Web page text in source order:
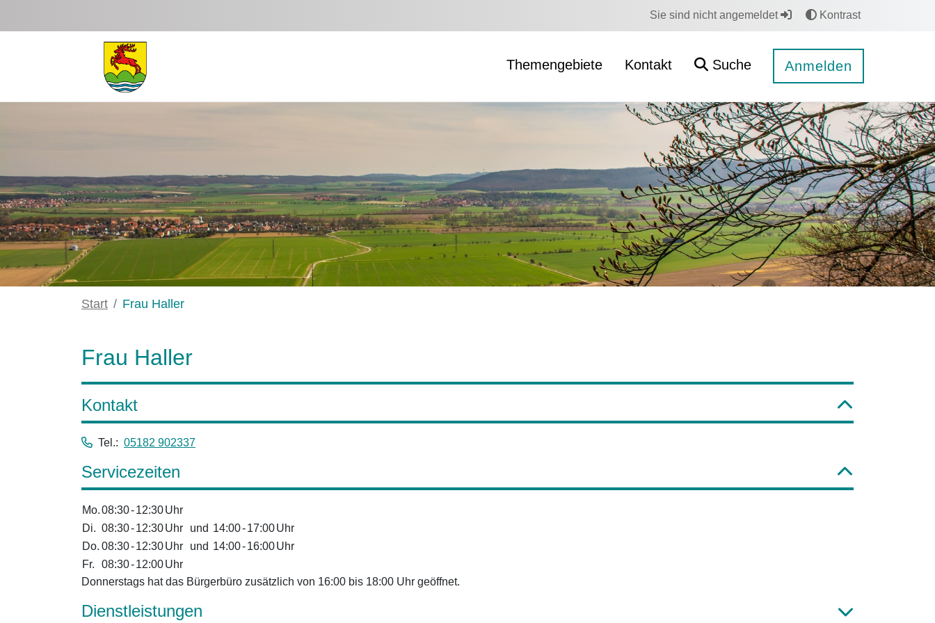
Sie sind nicht angemeldet Kontrast
Themengebiete Kontakt Suche Anmelden
Start Frau Haller
Frau Haller
Kontakt
Tel.: 05182 902337
Servicezeiten
Mo.08:30-12:30Uhr
Di. 08:30-12:30Uhr und 14:00-17:00Uhr
Do. 08:30-12:30Uhr und 14:00-16:00Uhr
Fr.
08:30-12:00Uhr
Donnerstags hat das Bürgerbüro zusätzlich von 16:00 bis 18:00 Uhr geöffnet.
Dienstleistungen